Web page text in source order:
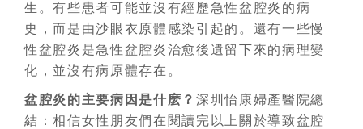
生。有些患者可能並沒有經歷急性盆腔炎的病
史，而是由沙眼衣原體感染引起的。還有一些慢
性盆腔炎是急性盆腔炎治愈後遺留下來的病理變
化，並沒有病原體存在。
盆腔炎的主要病因是什麽？深圳怡康婦產醫院總
結：相信女性朋友們在閱讀完以上關於導致盆腔